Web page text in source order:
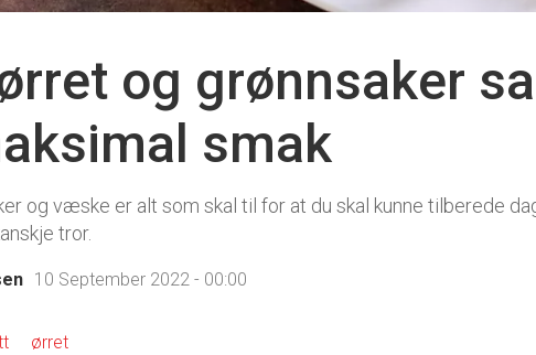
og grønnsaker
smak
og væske er alt som skal til for at du skal kunne tilberede
tror.
10 September 2022 - 00:00
ørret